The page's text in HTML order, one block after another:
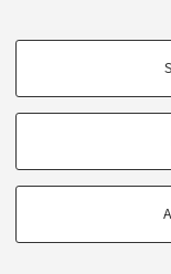
COOKIE DI
COOKIE TECNICI -
Si tratta di cookie
© Copyright 2026 -
Bologna - Via
Privacy